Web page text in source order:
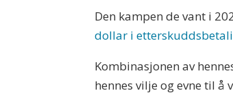
Den kampen de vant i
dollar i
Kombinasjonen av
hennes vilje og evne til